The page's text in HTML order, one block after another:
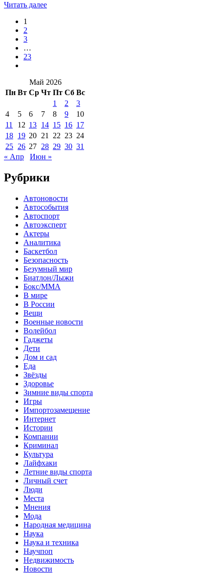
Читать далее
1
2
3
…
23
Май 2026
Пн Вт Ср Чт Пт Сб Вс
1
2
3
4
5 6 7 8 9
10
11
12 13 14 15 16 17
18 19 20 21 22 23 24
25 26 27 28 29 30 31
« Апр
Июн »
Рубрики
Автоновости
Автособытия
Автоспорт
Автоэксперт
Актеры
Аналитика
Баскетбол
Безопасность
Безумный мир
Биатлон/Лыжи
Бокс/MMA
В мире
В России
Вещи
Военные новости
Волейбол
Гаджеты
Дети
Дом и сад
Еда
Звёзды
Здоровье
Зимние виды спорта
Игры
Импортозамещение
Интернет
Истории
Компании
Криминал
Культура
Лайфхаки
Летние виды спорта
Личный счет
Люди
Места
Мнения
Мода
Народная медицина
Наука
Наука и техника
Научпоп
Недвижимость
Новости